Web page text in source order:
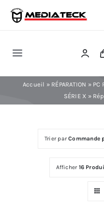
Skip
Toggle
Navigation
RÉPARATION
Accueil » RÉPARATION » PC
SÉRIE X »
Trier parCommande
Afficher 16